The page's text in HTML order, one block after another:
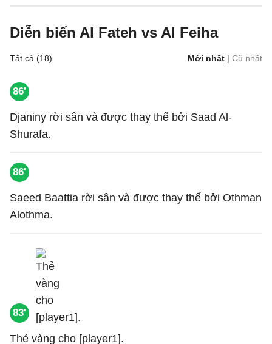
Diễn biến Al Fateh vs Al Feiha
Tất cả (18) Mới nhất | Cũ nhất
86'
Djaniny rời sân và được thay thế bởi Saad Al-
Shurafa.
86'
Saeed Baattia rời sân và được thay thế bởi Othman
Alothma.
83'
Thẻ vàng cho [player1].